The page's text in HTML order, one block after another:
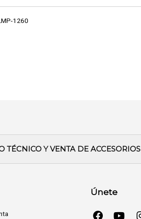
1260
TÉCNICO Y VENTA DE ACCESORIOS
Únete